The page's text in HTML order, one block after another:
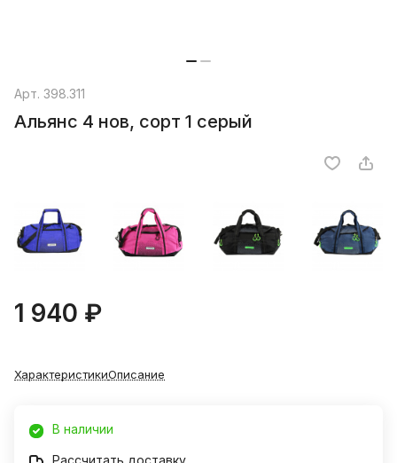
Арт. 398.311
Альянс 4 нов, сорт 1 серый
1 940 ₽
ХарактеристикиОписание
В наличии